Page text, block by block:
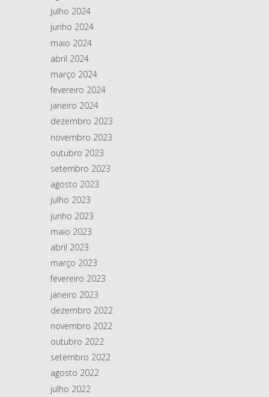
julho 2024
junho 2024
maio 2024
abril 2024
março 2024
fevereiro 2024
janeiro 2024
dezembro 2023
novembro 2023
outubro 2023
setembro 2023
agosto 2023
julho 2023
junho 2023
maio 2023
abril 2023
março 2023
fevereiro 2023
janeiro 2023
dezembro 2022
novembro 2022
outubro 2022
setembro 2022
agosto 2022
julho 2022